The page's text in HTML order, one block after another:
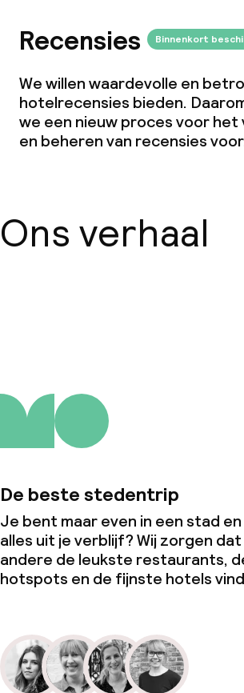
Overal rookvrij
Recensies Binnenkort
We willen waardevolle en
hotelrecensies bieden.
we een nieuw proces voor het
en beheren van recensies
Ons verhaal
De beste stedentrip
Je bent maar even in een stad en
alles uit je verblijf? Wij zorgen
andere de leukste restaurants,
hotspots en de fijnste hotels